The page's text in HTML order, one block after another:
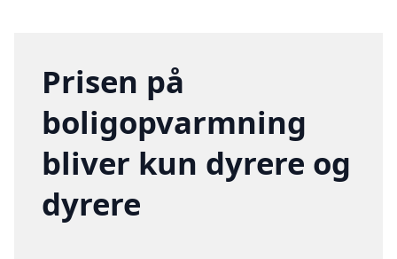
Prisen på
boligopvarmning
bliver kun dyrere og
dyrere